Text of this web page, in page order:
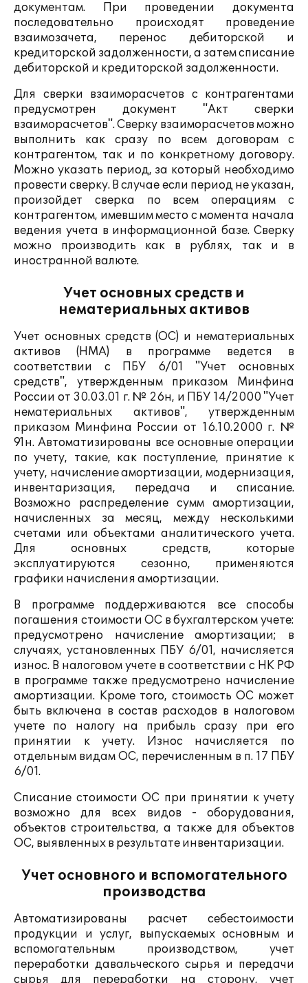
документам. При проведении документа
последовательно происходят проведение
взаимозачета, перенос дебиторской и
кредиторской задолженности, а затем списание
дебиторской и кредиторской задолженности.
Для сверки взаиморасчетов с контрагентами
предусмотрен документ "Акт сверки
взаиморасчетов". Сверку взаиморасчетов можно
выполнить как сразу по всем договорам с
контрагентом, так и по конкретному договору.
Можно указать период, за который необходимо
провести сверку. В случае если период не указан,
произойдет сверка по всем операциям с
контрагентом, имевшим место с момента начала
ведения учета в информационной базе. Сверку
можно производить как в рублях, так и в
иностранной валюте.
Учет основных средств и
нематериальных активов
Учет основных средств (ОС) и нематериальных
активов (НМА) в программе ведется в
соответствии с ПБУ 6/01 "Учет основных
средств", утвержденным приказом Минфина
России от 30.03.01 г. № 26н, и ПБУ 14/2000 "Учет
нематериальных активов", утвержденным
приказом Минфина России от 16.10.2000 г. №
91н. Автоматизированы все основные операции
по учету, такие, как поступление, принятие к
учету, начисление амортизации, модернизация,
инвентаризация, передача и списание.
Возможно распределение сумм амортизации,
начисленных за месяц, между несколькими
счетами или объектами аналитического учета.
Для основных средств, которые
эксплуатируются сезонно, применяются
графики начисления амортизации.
В программе поддерживаются все способы
погашения стоимости ОС в бухгалтерском учете:
предусмотрено начисление амортизации; в
случаях, установленных ПБУ 6/01, начисляется
износ. В налоговом учете в соответствии с НК РФ
в программе также предусмотрено начисление
амортизации. Кроме того, стоимость ОС может
быть включена в состав расходов в налоговом
учете по налогу на прибыль сразу при его
принятии к учету. Износ начисляется по
отдельным видам ОС, перечисленным в п. 17 ПБУ
6/01.
Списание стоимости ОС при принятии к учету
возможно для всех видов - оборудования,
объектов строительства, а также для объектов
ОС, выявленных в результате инвентаризации.
Учет основного и вспомогательного
производства
Автоматизированы расчет себестоимости
продукции и услуг, выпускаемых основным и
вспомогательным производством, учет
переработки давальческого сырья и передачи
сырья для переработки на сторону, учет